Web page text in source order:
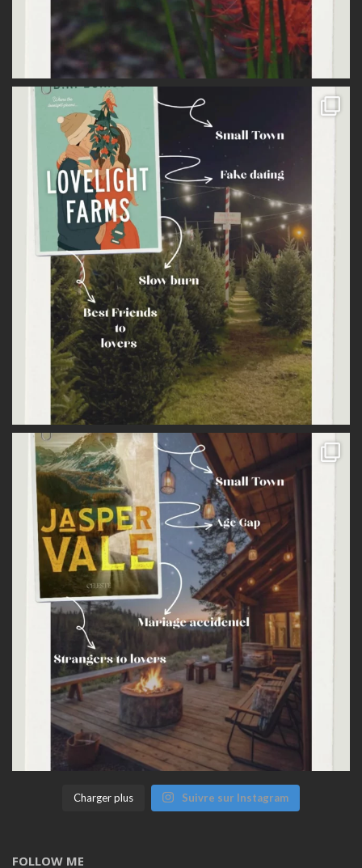
Charger plus Suivre sur Instagram
FOLLOW ME